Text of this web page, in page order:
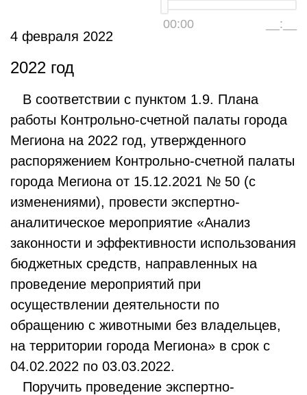
00:00 __:__
4 февраля 2022
2022 год
В соответствии с пунктом 1.9. Плана
работы Контрольно-счетной палаты города
Мегиона на 2022 год, утвержденного
распоряжением Контрольно-счетной палаты
города Мегиона от 15.12.2021 № 50 (с
изменениями), провести экспертно-
аналитическое мероприятие «Анализ
законности и эффективности использования
бюджетных средств, направленных на
проведение мероприятий при
осуществлении деятельности по
обращению с животными без владельцев,
на территории города Мегиона» в срок с
04.02.2022 по 03.03.2022.
Поручить проведение экспертно-